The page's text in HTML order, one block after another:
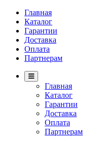
Главная
Каталог
Гарантии
Доставка
Оплата
Партнерам
Главная
Каталог
Гарантии
Доставка
Оплата
Партнерам